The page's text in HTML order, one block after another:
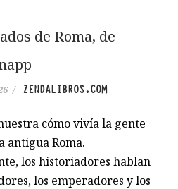
de Roma, de
/ ZENDALIBROS.COM
cómo vivía la gente
antigua Roma.
los historiadores hablan
los emperadores y los